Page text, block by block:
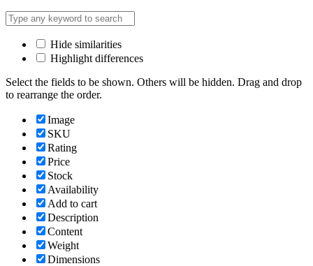
Hide similarities
Highlight differences
Select the fields to be shown. Others will be hidden. Drag and drop
to rearrange the order.
Image
SKU
Rating
Price
Stock
Availability
Add to cart
Description
Content
Weight
Dimensions